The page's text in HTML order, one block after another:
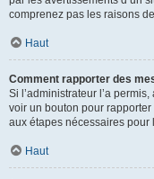
comprenez pas les raisons
Haut
Comment rapporter des
Si l’administrateur l’a
voir un bouton pour
aux étapes nécessaires pour
Haut